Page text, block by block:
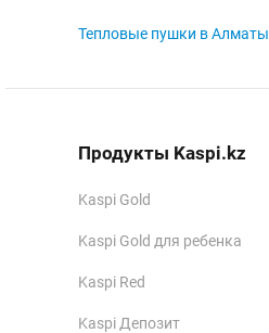
Тепловые пушки в Алматы
Продукты Kaspi.kz
Kaspi Gold
Kaspi Gold для ребенка
Kaspi Red
Kaspi Депозит